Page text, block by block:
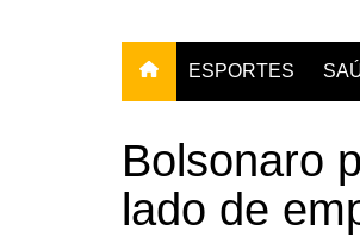
ESPORTES
Bolsonaro
lado de